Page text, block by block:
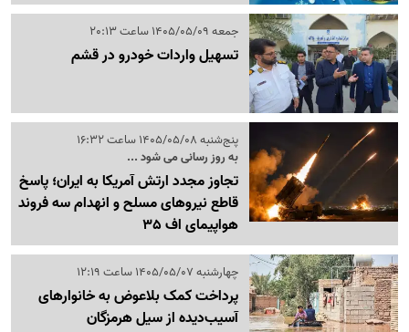
جمعه 1405/05/09 ساعت 20:13
تسهیل واردات خودرو در قشم
پنج‌شنبه 1405/05/08 ساعت 16:32
به روز رسانی می شود ...
تجاوز مجدد ارتش آمریکا به ایران؛ پاسخ
قاطع نیروهای مسلح و انهدام سه فروند
هواپیمای اف 35
چهارشنبه 1405/05/07 ساعت 12:19
پرداخت کمک بلاعوض به خانوارهای
آسیب‌دیده از سیل هرمزگان